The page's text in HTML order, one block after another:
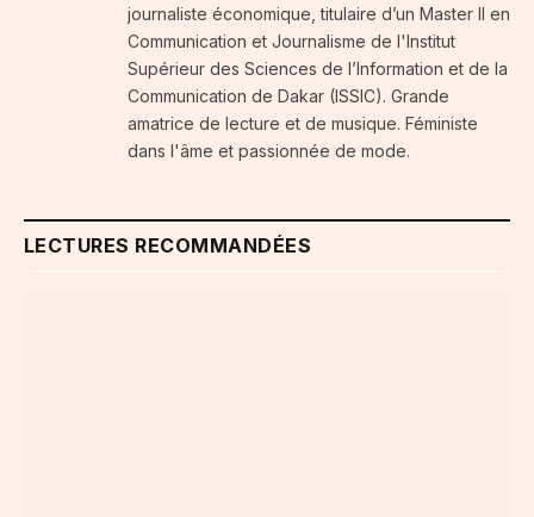
journaliste économique, titulaire d’un Master II en
Communication et Journalisme de l'Institut
Supérieur des Sciences de l’Information et de la
Communication de Dakar (ISSIC). Grande
amatrice de lecture et de musique. Féministe
dans l'âme et passionnée de mode.
LECTURES RECOMMANDÉES